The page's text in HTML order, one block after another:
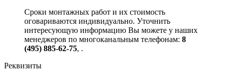
Сроки монтажных работ и их стоимость
оговариваются индивидуально. Уточнить
интересующую информацию Вы можете у наших
менеджеров по многоканальным телефонам: 8
(495) 885-62-75, .
Реквизиты